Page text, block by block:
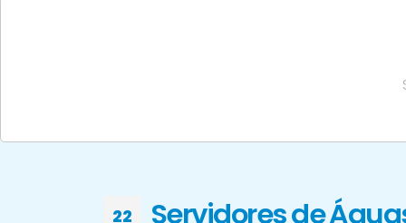
22 Servidores de